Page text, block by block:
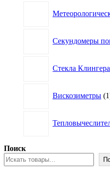
Секундомеры
Стекла
Вискозиметры 1
Поиск